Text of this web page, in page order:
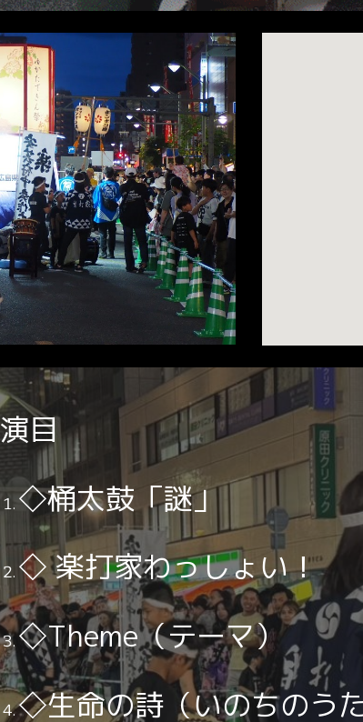
演目
◇桶太鼓「謎」
◇楽打家わっしょい！
◇Theme（テーマ）
◇生命の詩（いのちのう